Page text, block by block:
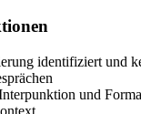
identifiziert und
und